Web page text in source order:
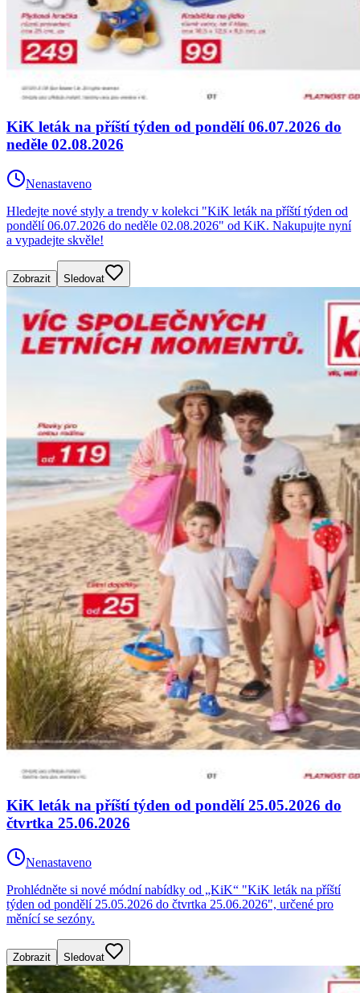
KiK leták na příští týden od pondělí 06.07.2026 do
neděle 02.08.2026
Nenastaveno
Hledejte nové styly a trendy v kolekci "KiK leták na příští týden od
pondělí 06.07.2026 do neděle 02.08.2026" od KiK. Nakupujte nyní
a vypadejte skvěle!
Zobrazit Sledovat
KiK leták na příští týden od pondělí 25.05.2026 do
čtvrtka 25.06.2026
Nenastaveno
Prohlédněte si nové módní nabídky od „KiK“ "KiK leták na příští
týden od pondělí 25.05.2026 do čtvrtka 25.06.2026", určené pro
měnící se sezóny.
Zobrazit Sledovat